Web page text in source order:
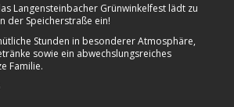
Langensteinbacher Grünwinkelfest lädt zu
der Speicherstraße ein!
Stunden in besonderer Atmosphäre,
sowie ein abwechslungsreiches
Familie.